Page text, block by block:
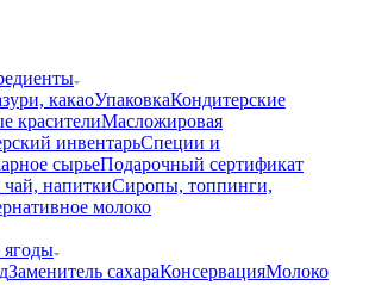
какаоУпаковкаКондитерские
красителиМасложировая
инвентарьСпеции и
сырьеПодарочный сертификат
напиткиСиропы, топпинги,
молоко
Заменитель сахараКонсервацияМолоко